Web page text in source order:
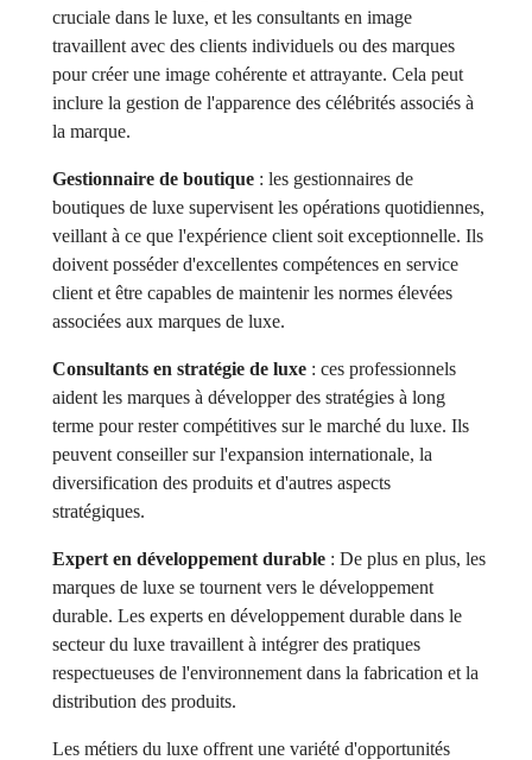
cruciale dans le luxe, et les consultants en image
travaillent avec des clients individuels ou des marques
pour créer une image cohérente et attrayante. Cela peut
inclure la gestion de l'apparence des célébrités associés à
la marque.
Gestionnaire de boutique : les gestionnaires de
boutiques de luxe supervisent les opérations quotidiennes,
veillant à ce que l'expérience client soit exceptionnelle. Ils
doivent posséder d'excellentes compétences en service
client et être capables de maintenir les normes élevées
associées aux marques de luxe.
Consultants en stratégie de luxe : ces professionnels
aident les marques à développer des stratégies à long
terme pour rester compétitives sur le marché du luxe. Ils
peuvent conseiller sur l'expansion internationale, la
diversification des produits et d'autres aspects
stratégiques.
Expert en développement durable : De plus en plus, les
marques de luxe se tournent vers le développement
durable. Les experts en développement durable dans le
secteur du luxe travaillent à intégrer des pratiques
respectueuses de l'environnement dans la fabrication et la
distribution des produits.
Les métiers du luxe offrent une variété d'opportunités